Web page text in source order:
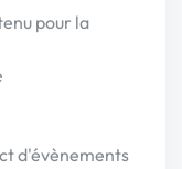
pour la
d'évènements